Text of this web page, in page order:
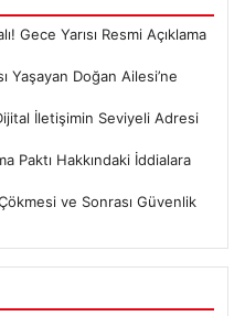
Gece Yarısı Resmi Açıklama
Yaşayan Doğan Ailesi’ne
İletişimin Seviyeli Adresi
Paktı Hakkındaki İddialara
ve Sonrası Güvenlik